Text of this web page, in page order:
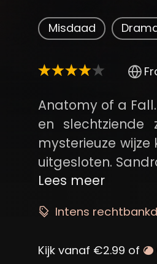
Misdaad
Anatomy of a
en slechtziende
mysterieuze
uitgesloten.
bijzijn van Daniel,
Lees meer
Intens
Kijk vanaf €2.99 of